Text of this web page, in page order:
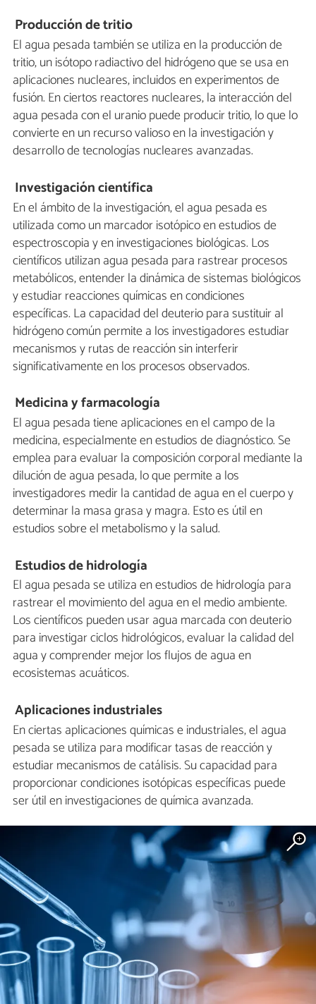
Producción de tritio
El agua pesada también se utiliza en la producción de
tritio, un isótopo radiactivo del hidrógeno que se usa en
aplicaciones nucleares, incluidos en experimentos de
fusión. En ciertos reactores nucleares, la interacción del
agua pesada con el uranio puede producir tritio, lo que lo
convierte en un recurso valioso en la investigación y
desarrollo de tecnologías nucleares avanzadas.
Investigación científica
En el ámbito de la investigación, el agua pesada es
utilizada como un marcador isotópico en estudios de
espectroscopia y en investigaciones biológicas. Los
científicos utilizan agua pesada para rastrear procesos
metabólicos, entender la dinámica de sistemas biológicos
y estudiar reacciones químicas en condiciones
específicas. La capacidad del deuterio para sustituir al
hidrógeno común permite a los investigadores estudiar
mecanismos y rutas de reacción sin interferir
significativamente en los procesos observados.
Medicina y farmacología
El agua pesada tiene aplicaciones en el campo de la
medicina, especialmente en estudios de diagnóstico. Se
emplea para evaluar la composición corporal mediante la
dilución de agua pesada, lo que permite a los
investigadores medir la cantidad de agua en el cuerpo y
determinar la masa grasa y magra. Esto es útil en
estudios sobre el metabolismo y la salud.
Estudios de hidrología
El agua pesada se utiliza en estudios de hidrología para
rastrear el movimiento del agua en el medio ambiente.
Los científicos pueden usar agua marcada con deuterio
para investigar ciclos hidrológicos, evaluar la calidad del
agua y comprender mejor los flujos de agua en
ecosistemas acuáticos.
Aplicaciones industriales
En ciertas aplicaciones químicas e industriales, el agua
pesada se utiliza para modificar tasas de reacción y
estudiar mecanismos de catálisis. Su capacidad para
proporcionar condiciones isotópicas específicas puede
ser útil en investigaciones de química avanzada.